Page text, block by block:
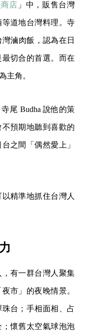
店 」中，販售台灣
道地台灣料理。寺
滷肉飯，認為在日
切合的首選。而在
主角。
尾 Budha 說他的策
預期地聽到喜歡的
之間「偶然愛上」
精準地抓住台灣人
有一群台灣人聚集
市」的夜晚情景。
台；手相面相、占
懷舊太空氣球泡泡